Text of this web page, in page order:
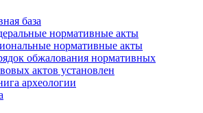
база
нормативные акты
нормативные акты
обжалования нормативных
актов установлен
археологии